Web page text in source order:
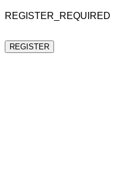
REGISTER_REQUIRED
REGISTER